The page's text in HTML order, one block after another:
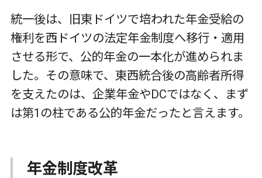
統一後は、旧東ドイツで培われた年金受給の
権利を西ドイツの法定年金制度へ移行・適用
させる形で、公的年金の一本化が進められま
した。その意味で、東西統合後の高齢者所得
を支えたのは、企業年金やDCではなく、まず
は第1 の柱である公的年金だったと言えます。
年金制度改革